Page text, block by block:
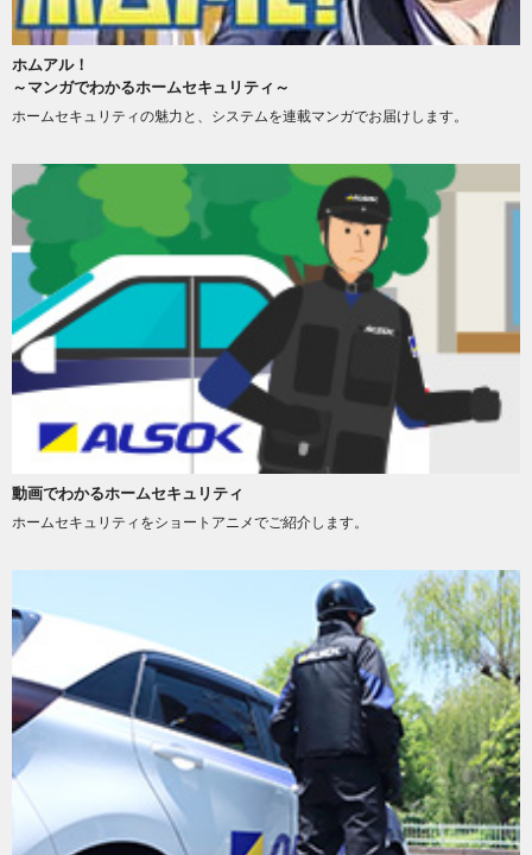
ホムアル！
～マンガでわかるホームセキュリティ～
ホームセキュリティの魅力と、システムを連載マンガでお届けします。
動画でわかるホームセキュリティ
ホームセキュリティをショートアニメでご紹介します。